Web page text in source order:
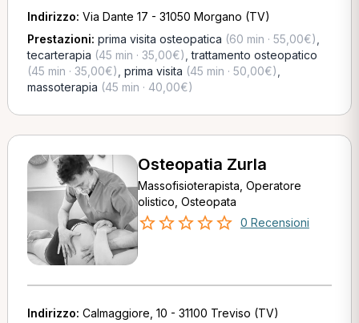
Indirizzo: Via Dante 17 - 31050 Morgano (TV)
Prestazioni: prima visita osteopatica (60 min · 55,00€)
tecarterapia (45 min · 35,00€) ,trattamento osteopatico
(45 min · 35,00€) prima visita (45 min · 50,00€)
massoterapia (45 min · 40,00€)
Osteopatia Zurla
Massofisioterapista, Operatore
olistico, Osteopata
0 Recensioni
Indirizzo: Calmaggiore, 10 - 31100 Treviso (TV)